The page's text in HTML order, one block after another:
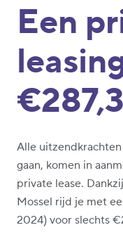
Een
Alle
gaan, komen in
private lease.
Mossel rijd je met
2024) voor slechts